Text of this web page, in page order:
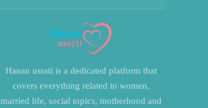
Hanan usrati is a dedicated platform that
covers everything related to women,
married life, social topics, motherhood and